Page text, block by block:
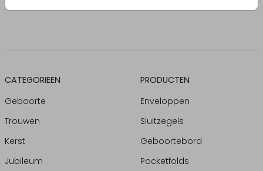
CATEGORIEËN
Geboorte
Trouwen
Kerst
Jubileum
PRODUCTEN
Enveloppen
Sluitzegels
Geboortebord
Pocketfolds